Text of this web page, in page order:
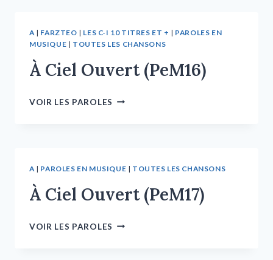
A | FARZTEO | LES C-I 10 TITRES ET + | PAROLES EN
MUSIQUE | TOUTES LES CHANSONS
À Ciel Ouvert (PeM16)
VOIR LES PAROLES
A | PAROLES EN MUSIQUE | TOUTES LES CHANSONS
À Ciel Ouvert (PeM17)
VOIR LES PAROLES